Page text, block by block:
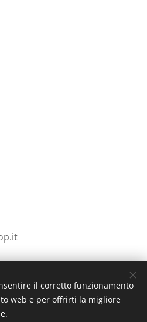
Webnode Cookies
il corretto funzionamento
web e per offrirti la migliore